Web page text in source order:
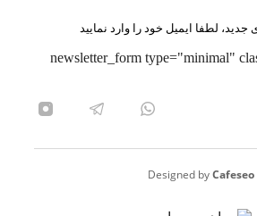
لطفا ایمیل خود را وارد نمایید
[newsletter_form type="minimal"
Designed byCafeseo